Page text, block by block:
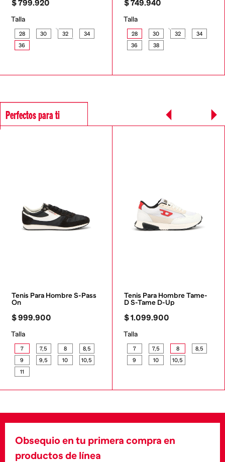
$799.920
Talla
28 30 32
34
36
$749.940
Talla
28 30 32
34
36
38
Perfectos para ti
Tenis Para Hombre S-Pass
On
$999.900
Talla
7 7,5 8
8,5
9
9,5 10
10,5
11
Tenis Para Hombre Tame-
D S-Tame D-Up
$1.099.900
Talla
7 7,5 8
8,5
9
10 10,5
Obsequio en tu primera compra en
productos de línea